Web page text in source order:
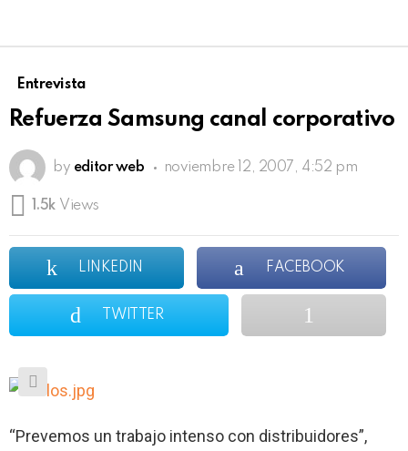
Entrevista
Refuerza Samsung canal corporativo
by editor web noviembre 12, 2007, 4:52 pm
1.5k Views
LINKEDIN FACEBOOK
TWITTER
“Prevemos un trabajo intenso con distribuidores”,